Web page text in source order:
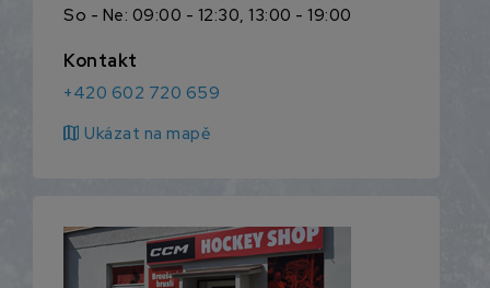
So - Ne: 09:00 - 12:30, 13:00 - 19:00
Kontakt
+420 602 720 659
map Ukázat na mapě